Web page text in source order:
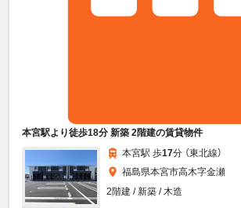
本宮駅より徒歩18分 新築 2階建の賃貸物件
本宮駅 歩17分 （東北線）
福島県本宮市高木字金瀬
2階建 / 新築 / 木造